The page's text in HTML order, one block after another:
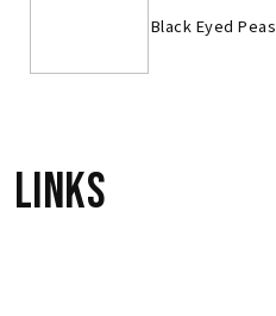
Black Eyed Peas
Links